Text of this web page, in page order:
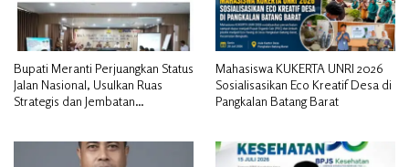
Bupati Meranti Perjuangkan Status
Jalan Nasional, Usulkan Ruas
Strategis dan Jembatan
Mahasiswa KUKERTA UNRI 2026
Sosialisasikan Eco Kreatif Desa di
Pangkalan Batang Barat